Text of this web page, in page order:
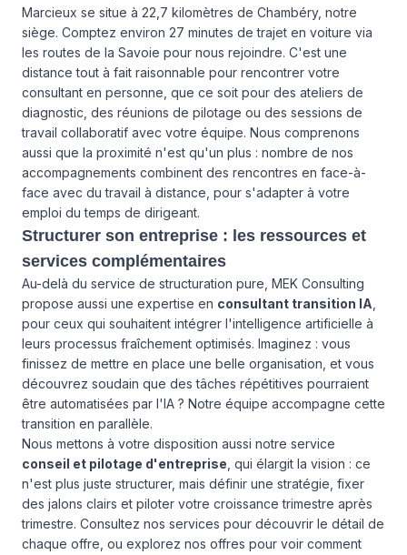
Marcieux se situe à 22,7 kilomètres de Chambéry, notre
siège. Comptez environ 27 minutes de trajet en voiture via
les routes de la Savoie pour nous rejoindre. C'est une
distance tout à fait raisonnable pour rencontrer votre
consultant en personne, que ce soit pour des ateliers de
diagnostic, des réunions de pilotage ou des sessions de
travail collaboratif avec votre équipe. Nous comprenons
aussi que la proximité n'est qu'un plus : nombre de nos
accompagnements combinent des rencontres en face-à-
face avec du travail à distance, pour s'adapter à votre
emploi du temps de dirigeant.
Structurer son entreprise : les ressources et
services complémentaires
Au-delà du service de structuration pure, MEK Consulting
propose aussi une expertise en consultant transition IA
pour ceux qui souhaitent intégrer l'intelligence artificielle à
leurs processus fraîchement optimisés. Imaginez : vous
finissez de mettre en place une belle organisation, et vous
découvrez soudain que des tâches répétitives pourraient
être automatisées par l'IA ? Notre équipe accompagne cette
transition en parallèle.
Nous mettons à votre disposition aussi notre service
conseil et pilotage d'entreprise , qui élargit la vision : ce
n'est plus juste structurer, mais définir une stratégie, fixer
des jalons clairs et piloter votre croissance trimestre après
trimestre. Consultez nos services pour découvrir le détail de
chaque offre, ou explorez nos offres pour voir comment